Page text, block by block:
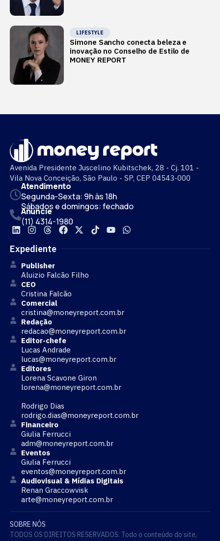
LIFESTYLE
Simone Sancho conecta beleza e
inovação no Conselho de Estilo de
MONEY REPORT
Avenida Presidente Juscelino Kubitschek, 28 - Cj. 101 -
Vila Nova Conceição, São Paulo - SP, CEP 04543-000
Atendimento
Segunda-Sexta: 9h às 18h
Sábados e domingos: fechado
Anuncie
(11) 4314-1980
Expediente
Publisher
Aluizio Falcão Filho
CEO
Cristina Falcão
Comercial
cristina@moneyreport.com.br
Redação
redacao@moneyreport.com.br
Editor-chefe
Lucas Andrade
lucas@moneyreport.com.br
Editores
Lorena Scavone Giron
lorena@moneyreport.com.br
Rodrigo Dias
rodrigo.dias@moneyreport.com.br
Financeiro
Giulia Ferrucci
adm@moneyreport.com.br
Eventos
Giulia Ferrucci
eventos@moneyreport.com.br
Audiovisual & Mídias Digitais
Renan Graccowvisk
arte@moneyreport.com.br
SOBRE NÓS
TODOS OS DIREITOS RESERVADOS. Todo o conteúdo do site,